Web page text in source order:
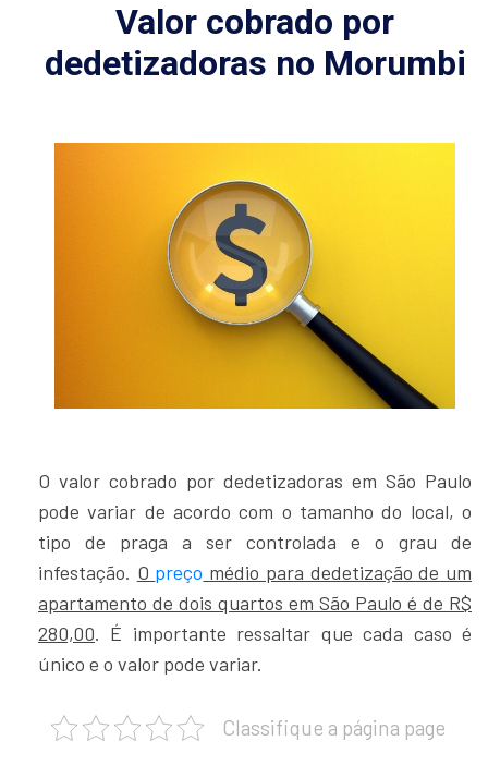
Valor cobrado por
dedetizadoras no Morumbi
O valor cobrado por dedetizadoras em São Paulo
pode variar de acordo com o tamanho do local, o
tipo de praga a ser controlada e o grau de
infestação. O preço médio para dedetização de um
apartamento de dois quartos em São Paulo é de R$
280,00. É importante ressaltar que cada caso é
único e o valor pode variar.
Classifique a página page